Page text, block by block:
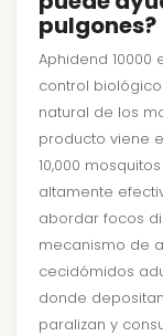
pulgones?
Aphidend
control
natural de los
producto viene
10,000
altamente
abordar focos
mecanismo de
cecidómidos
donde
paralizan y